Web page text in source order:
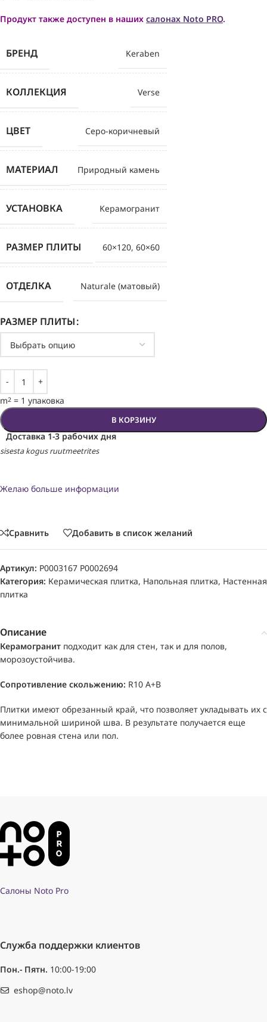
Продукт также доступен в наших салонах Noto PRO.
БРЕНД Keraben
КОЛЛЕКЦИЯ Verse
ЦВЕТ Серо-коричневый
МАТЕРИАЛ Природный камень
УСТАНОВКА Kерамогранит
РАЗМЕР ПЛИТЫ 60×120, 60×60
ОТДЕЛКА Naturale (матовый)
РАЗМЕР ПЛИТЫ
m2 = 1 упаковка
В КОРЗИНУ
Доставка 1-3 рабочих дня
sisesta kogus ruutmeetrites
Желаю больше информации
Сравнить Добавить в список желаний
Артикул: P0003167 P0002694
Категория: Керамическая плитка, Напольная плитка, Настенная
плитка
Описание
Керамогранит подходит как для стен, так и для полов,
морозоустойчива.
Сопротивление скольжению: R10 A+B
Плитки имеют обрезанный край, что позволяет укладывать их с
минимальной шириной шва. В результате получается еще
более ровная стена или пол.
Салоны Noto Pro
Служба поддержки клиентов
Пон.- Пятн. 10:00-19:00
eshop@noto.lv